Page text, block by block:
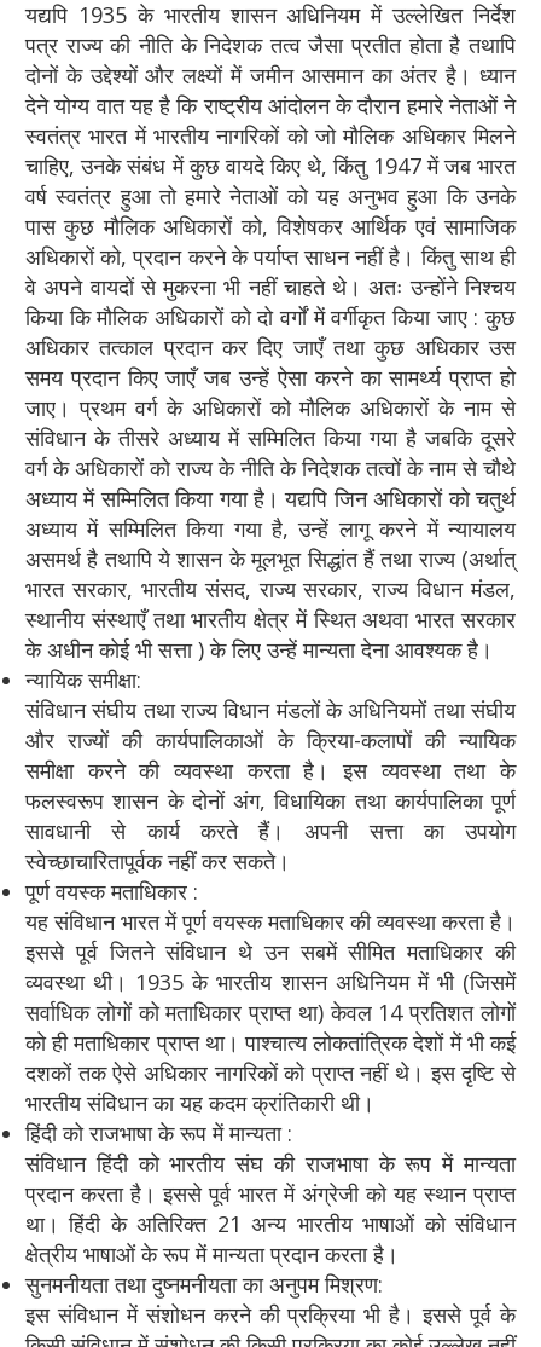
यद्यपि 1935 के भारतीय शासन अधिनियम में उल्लेखित निर्देश
पत्र राज्य की नीति के निदेशक तत्व जैसा प्रतीत होता है तथापि
दोनों के उद्देश्यों और लक्ष्यों में जमीन आसमान का अंतर है। ध्यान
देने योग्य वात यह है कि राष्ट्रीय आंदोलन के दौरान हमारे नेताओं ने
स्वतंत्र भारत में भारतीय नागरिकों को जो मौलिक अधिकार मिलने
चाहिए, उनके संबंध में कुछ वायदे किए थे, किंतु 1947 में जब भारत
वर्ष स्वतंत्र हुआ तो हमारे नेताओं को यह अनुभव हुआ कि उनके
पास कुछ मौलिक अधिकारों को, विशेषकर आर्थिक एवं सामाजिक
अधिकारों को, प्रदान करने के पर्याप्त साधन नहीं है। किंतु साथ ही
वे अपने वायदों से मुकरना भी नहीं चाहते थे। अतः उन्होंने निश्चय
किया कि मौलिक अधिकारों को दो वर्गों में वर्गीकृत किया जाए : कुछ
अधिकार तत्काल प्रदान कर दिए जाएँ तथा कुछ अधिकार उस
समय प्रदान किए जाएँ जब उन्हें ऐसा करने का सामर्थ्य प्राप्त हो
जाए। प्रथम वर्ग के अधिकारों को मौलिक अधिकारों के नाम से
संविधान के तीसरे अध्याय में सम्मिलित किया गया है जबकि दूसरे
वर्ग के अधिकारों को राज्य के नीति के निदेशक तत्वों के नाम से चौथे
अध्याय में सम्मिलित किया गया है। यद्यपि जिन अधिकारों को चतुर्थ
अध्याय में सम्मिलित किया गया है, उन्हें लागू करने में न्यायालय
असमर्थ है तथापि ये शासन के मूलभूत सिद्धांत हैं तथा राज्य (अर्थात्
भारत सरकार, भारतीय संसद, राज्य सरकार, राज्य विधान मंडल,
स्थानीय संस्थाएँ तथा भारतीय क्षेत्र में स्थित अथवा भारत सरकार
के अधीन कोई भी सत्ता ) के लिए उन्हें मान्यता देना आवश्यक है।
न्यायिक समीक्षा:
संविधान संघीय तथा राज्य विधान मंडलों के अधिनियमों तथा संघीय
और राज्यों की कार्यपालिकाओं के क्रिया-कलापों की न्यायिक
समीक्षा करने की व्यवस्था करता है। इस व्यवस्था तथा के
फलस्वरूप शासन के दोनों अंग, विधायिका तथा कार्यपालिका पूर्ण
सावधानी से कार्य करते हैं। अपनी सत्ता का उपयोग
स्वेच्छाचारितापूर्वक नहीं कर सकते।
पूर्ण वयस्क मताधिकार :
यह संविधान भारत में पूर्ण वयस्क मताधिकार की व्यवस्था करता है।
इससे पूर्व जितने संविधान थे उन सबमें सीमित मताधिकार की
व्यवस्था थी। 1935 के भारतीय शासन अधिनियम में भी (जिसमें
सर्वाधिक लोगों को मताधिकार प्राप्त था) केवल 14 प्रतिशत लोगों
को ही मताधिकार प्राप्त था। पाश्चात्य लोकतांत्रिक देशों में भी कई
दशकों तक ऐसे अधिकार नागरिकों को प्राप्त नहीं थे। इस दृष्टि से
भारतीय संविधान का यह कदम क्रांतिकारी थी।
हिंदी को राजभाषा के रूप में मान्यता :
संविधान हिंदी को भारतीय संघ की राजभाषा के रूप में मान्यता
प्रदान करता है। इससे पूर्व भारत में अंग्रेजी को यह स्थान प्राप्त
था। हिंदी के अतिरिक्त 21 अन्य भारतीय भाषाओं को संविधान
क्षेत्रीय भाषाओं के रूप में मान्यता प्रदान करता है।
सुनमनीयता तथा दुष्नमनीयता का अनुपम मिश्रण:
इस संविधान में संशोधन करने की प्रक्रिया भी है। इससे पूर्व के